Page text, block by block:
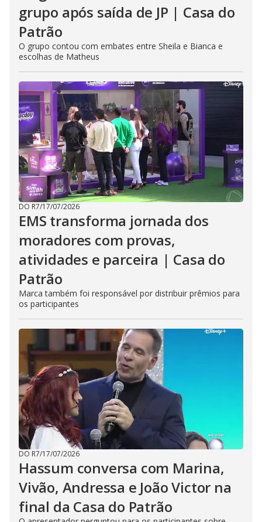
grupo após saída de JP | Casa do
Patrão
O grupo contou com embates entre Sheila e Bianca e
escolhas de Matheus
DO R7/17/07/2026
EMS transforma jornada dos
moradores com provas,
atividades e parceira | Casa do
Patrão
Marca também foi responsável por distribuir prêmios para
os participantes
DO R7/17/07/2026
Hassum conversa com Marina,
Vivão, Andressa e João Victor na
final da Casa do Patrão